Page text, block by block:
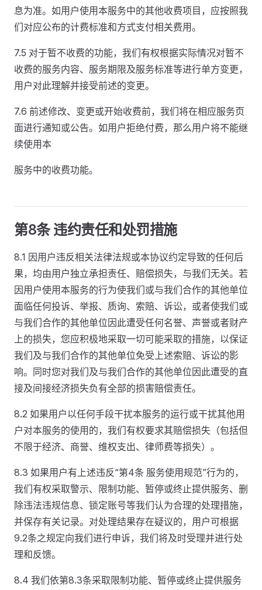
息为准。如用户使用本服务中的其他收费项目，应按照我
们对应公布的计费标准和方式支付相关费用。
7.5 对于暂不收费的功能，我们有权根据实际情况对暂不
收费的服务内容、服务期限及服务标准等进行单方变更，
用户对此理解并接受前述的变更。
7.6 前述修改、变更或开始收费前，我们将在相应服务页
面进行通知或公告。如用户拒绝付费，那么用户将不能继
续使用本
服务中的收费功能。
第8条 违约责任和处罚措施
8.1 因用户违反相关法律法规或本协议约定导致的任何后
果，均由用户独立承担责任、赔偿损失，与我们无关。若
因用户使用本服务的行为使我们或与我们合作的其他单位
面临任何投诉、举报、质询、索赔、诉讼，或者使我们或
与我们合作的其他单位因此遭受任何名誉、声誉或者财产
上的损失，您应积极地采取一切可能采取的措施，以保证
我们及与我们合作的其他单位免受上述索赔、诉讼的影
响。同时您对我们及与我们合作的其他单位因此遭受的直
接及间接经济损失负有全部的损害赔偿责任。
8.2 如果用户以任何手段干扰本服务的运行或干扰其他用
户对本服务的使用的，我们有权要求其赔偿损失（包括但
不限于经济、商誉、维权支出、律师费等损失）。
8.3 如果用户有上述违反“第4条 服务使用规范”行为的，
我们有权采取警示、限制功能、暂停或终止提供服务、删
除违法违规信息、锁定账号等我们认为合理的处理措施，
并保存有关记录。对处理结果存在疑议的，用户可根据
9.2条之规定向我们进行申诉，我们将及时受理并进行处
理和反馈。
8.4 我们依第8.3条采取限制功能、暂停或终止提供服务